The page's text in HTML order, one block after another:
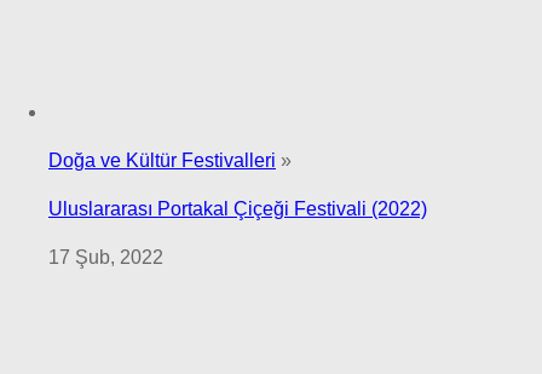
Doğa ve Kültür Festivalleri »
Uluslararası Portakal Çiçeği Festivali (2022)
17 Şub, 2022